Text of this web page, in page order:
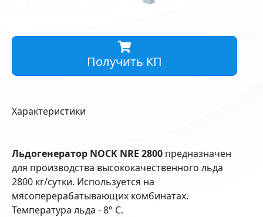
Получить КП
Характеристики
Льдогенератор NOCK NRE 2800 предназначен
для производства высококачественного льда
2800 кг/сутки. Используется на
мясоперерабатывающих комбинатах.
Температура льда - 8° С.